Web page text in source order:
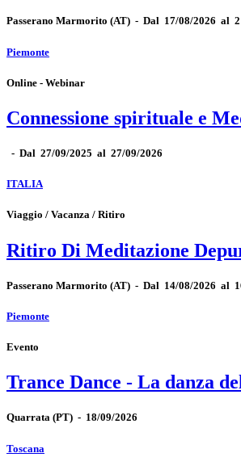
Passerano Marmorito (AT) - Dal 17/08/2026 al
Piemonte
Online - Webinar
Connessione spirituale e
- Dal 27/09/2025 al 27/09/2026
ITALIA
Viaggio / Vacanza / Ritiro
Ritiro Di Meditazione
Passerano Marmorito (AT) - Dal 14/08/2026 al
Piemonte
Evento
Trance Dance - La danza
Quarrata (PT) - 18/09/2026
Toscana